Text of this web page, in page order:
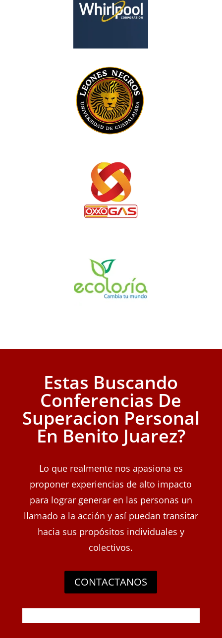
Estas Buscando
Conferencias De
Superacion Personal
En Benito Juarez?
Lo que realmente nos apasiona es
proponer experiencias de alto impacto
para lograr generar en las personas un
llamado a la acción y así puedan transitar
hacia sus propósitos individuales y
colectivos.
CONTACTANOS